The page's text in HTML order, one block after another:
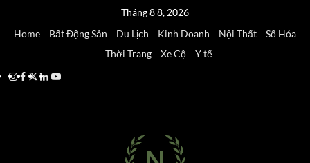
Tháng 8 8, 2026
Home
Bất Động Sản Du Lịch Kinh Doanh Nội Thất
Số Hóa
Thời Trang
Xe Cộ
Y tế
Instagram
Facebook
Twitter
Linkedin
Youtube